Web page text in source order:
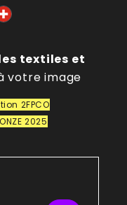
textiles et
votre image
2FPCO
2025